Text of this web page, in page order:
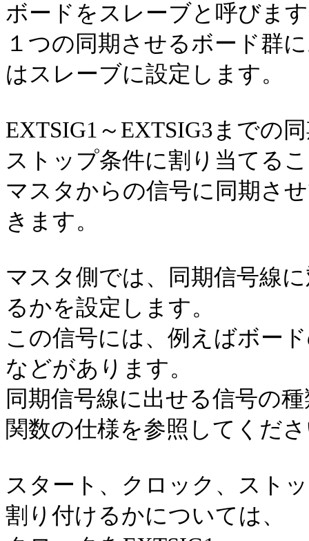
ボードをスレーブと呼びま
１つの同期させるボード群
はスレーブに設定します。
EXTSIG1～EXTSIG3までの
ストップ条件に割り当てる
マスタからの信号に同期さ
きます。
マスタ側では、同期信号線
るかを設定します。
この信号には、例えばボー
などがあります。
同期信号線に出せる信号の
関数の仕様を参照してくだ
スタート、クロック、スト
割り付けるかについては、